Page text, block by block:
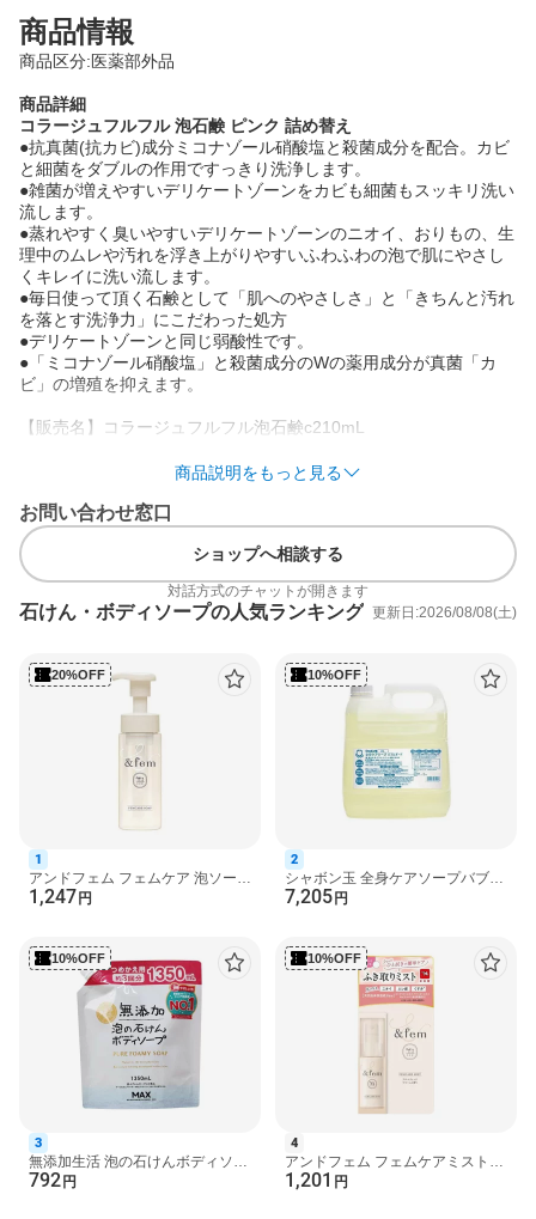
商品情報
商品区分:医薬部外品
商品詳細
コラージュフルフル 泡石鹸 ピンク 詰め替え
●抗真菌(抗カビ)成分ミコナゾール硝酸塩と殺菌成分を配合。カビ
と細菌をダブルの作用ですっきり洗浄します。
●雑菌が増えやすいデリケートゾーンをカビも細菌もスッキリ洗い
流します。
●蒸れやすく臭いやすいデリケートゾーンのニオイ、おりもの、生
理中のムレや汚れを浮き上がりやすいふわふわの泡で肌にやさし
くキレイに洗い流します。
●毎日使って頂く石鹸として「肌へのやさしさ」と「きちんと汚れ
を落とす洗浄力」にこだわった処方
●デリケートゾーンと同じ弱酸性です。
●「ミコナゾール硝酸塩」と殺菌成分のWの薬用成分が真菌「カ
ビ」の増殖を抑えます。
【販売名】コラージュフルフル泡石鹸c210mL
・デリケートゾーンの洗浄
・汗やニオイが気になる時に
・生理中、不快なときに
・お肌の敏感な方効能 効果皮膚の洗浄・殺菌・消毒・体臭・汗臭
及びニキビを防ぐ
使用方法・適量を手にとりやさしく洗いその後
洗い流してください。
成分
BG、濃グリセリン、アルキルカルボキシメチルヒドロキシエチル
イミダゾリニウムベタイン、ラウロイルメチル-β-アラニンNa液、
ヤシ油脂肪酸ジエタノールアミド、無水クエン酸、コハク酸一ナ
トリウム、フェノキシエタノール、水
・お肌に異常が生じていないかよく注意してご使用くだ
さい。 ・お肌にあわない時即ち次のような場合には使用を中止し
てください。そのまま使用を続けますと症状を悪化させることが
ありますので皮膚科の専門医等にご相談ください。 (1)使用中かぶ
れたり、赤み、はれ、かゆみ、刺激等の異常があらわれた場合 (2)
使用したお肌に直射日光があたって上記のような症状があらわれ
た場合 ・傷やはれもの、しっしん、皮ふ炎(かぶれ、ただれ)等の
皮膚障害があるときには悪化させるおそれがありますので使用し
い流してください。 ・乳幼児の手のとどかないところに保管して
ください。
商品区分
医薬部外品
発売元、製造元、輸入元又は販売元
持田ヘルスケア
商品説明をもっと見る
お問い合わせ窓口
ショップへ相談する
対話方式のチャットが開きます
石けん・ボディソープの人気ランキング 更新日:2026/08/08(土)
20%OFF
1
アンドフェム フェムケア 泡ソープ
150ml ボディソープ(ボディシャン
1,247 円
10%OFF
2
シャボン玉 全身ケアソープバブル
ガード 大容量 4L 【シャボン玉石
7,205 円
10%OFF
3
無添加生活 泡の石けんボディソー
プ つめかえ用 大容量 1350ml 【無
792 円
10%OFF
4
アンドフェム フェムケアミスト
30ml 【アンドフェム】 ワキ・デ
1,201 円